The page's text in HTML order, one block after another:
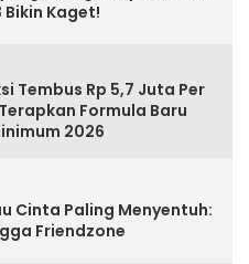
Kaget!
Tembus Rp 5,7 Juta Per
Formula Baru
2026
Cinta Paling Menyentuh:
Friendzone